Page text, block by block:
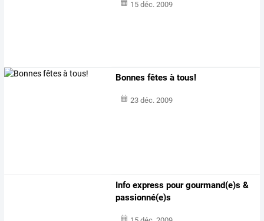
15 déc. 2009
Bonnes fêtes à tous!
23 déc. 2009
Info express pour gourmand(e)s &
passionné(e)s